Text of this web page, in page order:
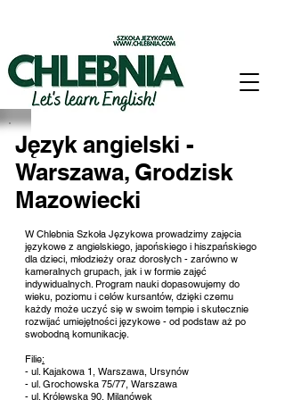
Język angielski -
Warszawa, Grodzisk
Mazowiecki
W Chlebnia Szkoła Językowa prowadzimy zajęcia
językowe z angielskiego, japońskiego i hiszpańskiego
dla dzieci, młodzieży oraz dorosłych - zarówno w
kameralnych grupach, jak i w formie zajęć
indywidualnych. Program nauki dopasowujemy do
wieku, poziomu i celów kursantów, dzięki czemu
każdy może uczyć się w swoim tempie i skutecznie
rozwijać umiejętności językowe - od podstaw aż po
swobodną komunikację.
Filie:
- ul. Kajakowa 1, Warszawa, Ursynów
- ul. Grochowska 75/77, Warszawa
- ul. Królewska 90, Milanówek